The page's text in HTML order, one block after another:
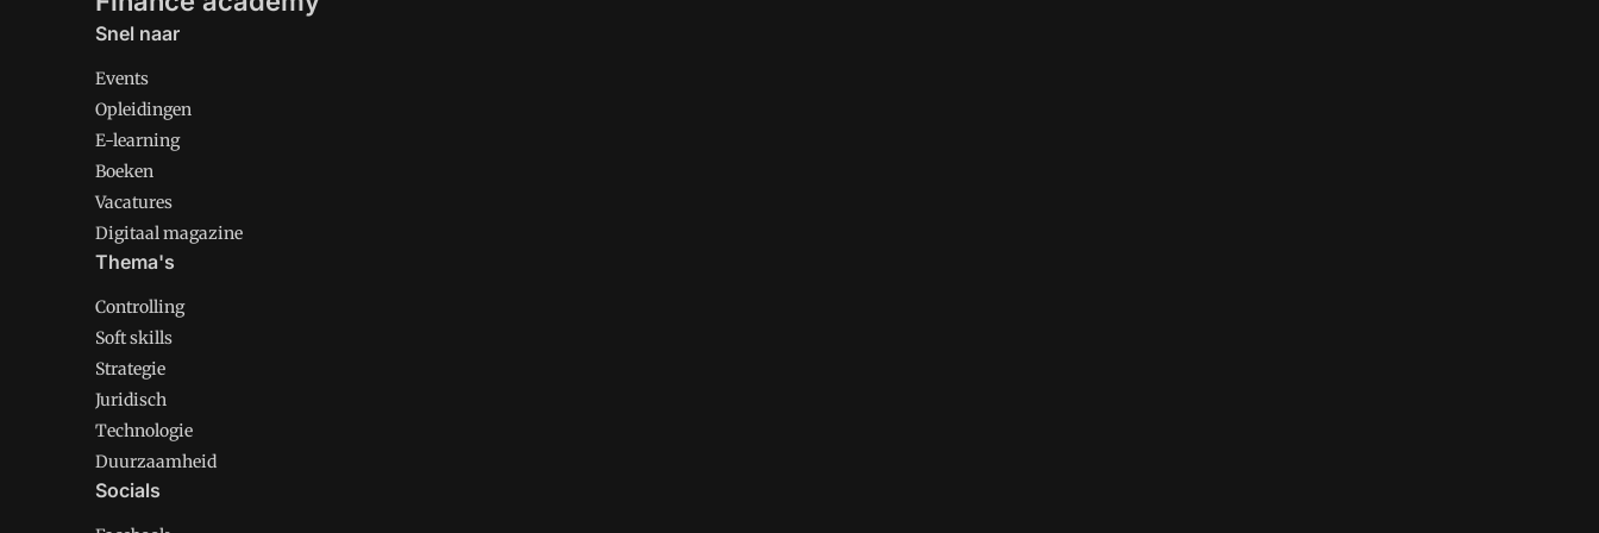
Snel naar
Events
Opleidingen
E-learning
Boeken
Vacatures
Digitaal magazine
Thema's
Controlling
Soft skills
Strategie
Juridisch
Technologie
Duurzaamheid
Socials